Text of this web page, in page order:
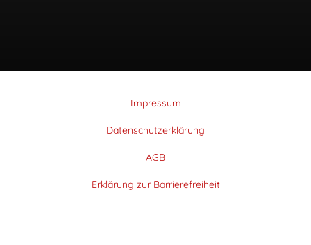
Impressum
Datenschutzerklärung
AGB
Erklärung zur Barrierefreiheit